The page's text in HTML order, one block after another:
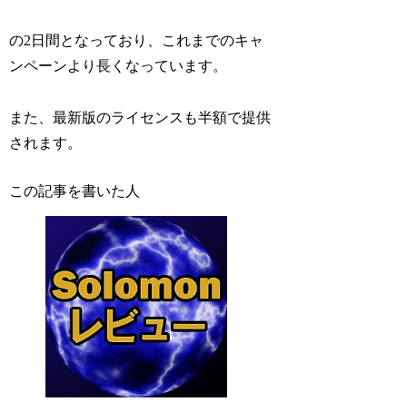
の2日間となっており、これまでのキャ
ンペーンより長くなっています。
また、最新版のライセンスも半額で提供
されます。
この記事を書いた人